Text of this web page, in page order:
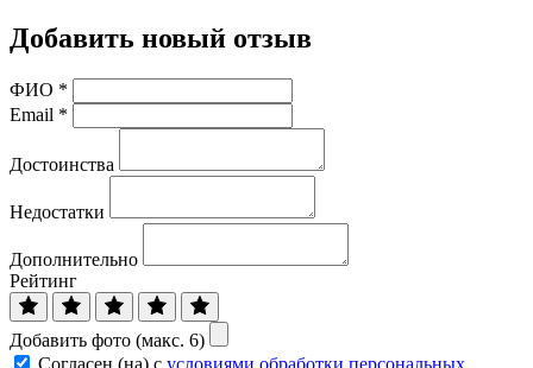
Добавить новый отзыв
ФИО *
Email *
Достоинства
Недостатки
Дополнительно
Рейтинг
Добавить фото (макс. 6)
Согласен (на) с условиями обработки персональных